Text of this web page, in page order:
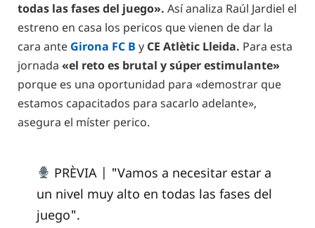
todas las fases del juego». Así analiza Raúl Jardiel el
estreno en casa los pericos que vienen de dar la
cara ante Girona FC B y CE Atlètic Lleida. Para esta
jornada «el reto es brutal y súper estimulante»
porque es una oportunidad para «demostrar que
estamos capacitados para sacarlo adelante»,
asegura el míster perico.
PRÈVIA | "Vamos a necesitar estar a
un nivel muy alto en todas las fases del
juego".